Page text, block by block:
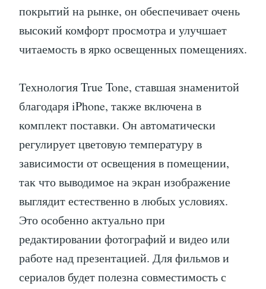
покрытий на рынке, он обеспечивает очень
высокий комфорт просмотра и улучшает
читаемость в ярко освещенных помещениях.
Технология True Tone, ставшая знаменитой
благодаря iPhone, также включена в
комплект поставки. Он автоматически
регулирует цветовую температуру в
зависимости от освещения в помещении,
так что выводимое на экран изображение
выглядит естественно в любых условиях.
Это особенно актуально при
редактировании фотографий и видео или
работе над презентацией. Для фильмов и
сериалов будет полезна совместимость с